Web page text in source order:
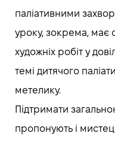
паліативними
уроку, зокрема, має
художніх робіт у
темі дитячого
метелику.
Підтримати
пропонують і